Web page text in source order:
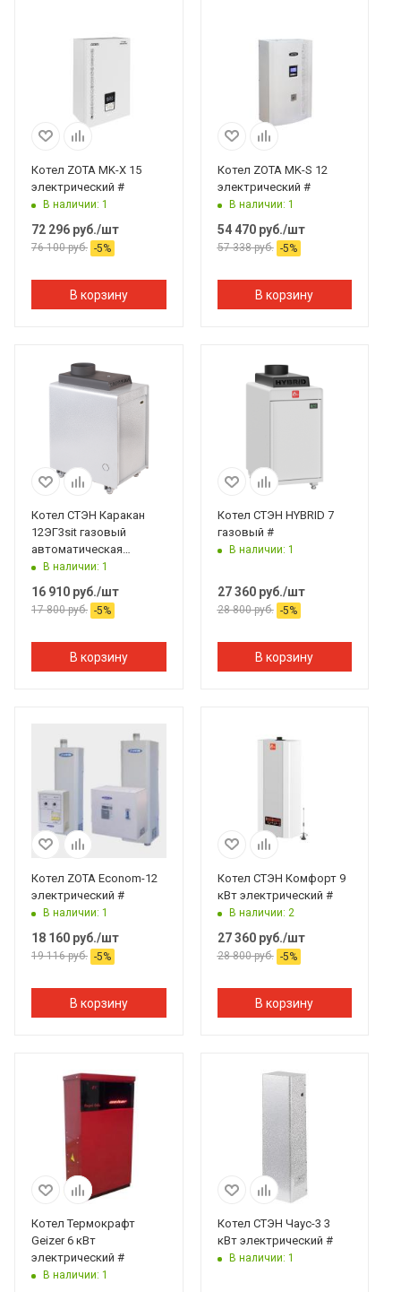
Котел ZOTA MK-X 15
электрический #
В наличии: 1
72 296 руб./шт
76 100руб. -5%
В корзину
Котел ZOTA MK-S 12
электрический #
В наличии: 1
54 470руб./шт
57 338руб. -5%
В корзину
Котел СТЭН Каракан
12ЭГ3sit газовый
автоматическая
горелка (EUROsit 630) #
В наличии: 1
16 910 руб./шт
17 800руб. -5%
В корзину
Котел СТЭН HYBRID 7
газовый #
В наличии: 1
27 360руб./шт
28 800руб. -5%
В корзину
Котел ZOTA Econom-12
электрический #
В наличии: 1
18 160 руб./шт
19 116руб. -5%
В корзину
Котел СТЭН Комфорт 9
кВт электрический #
В наличии: 2
27 360руб./шт
28 800руб. -5%
В корзину
Котел Термокрафт
Geizer 6 кВт
электрический #
В наличии: 1
Котел СТЭН Чаус-3 3
кВт электрический #
В наличии: 1